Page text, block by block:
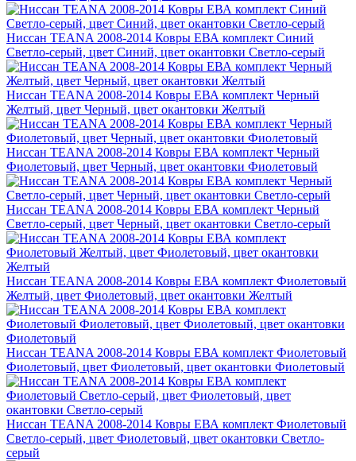
Ниссан TEANA 2008-2014 Ковры ЕВА комплект Синий
Светло-серый, цвет Синий, цвет окантовки Светло-серый
Ниссан TEANA 2008-2014 Ковры ЕВА комплект Черный
Желтый, цвет Черный, цвет окантовки Желтый
Ниссан TEANA 2008-2014 Ковры ЕВА комплект Черный
Фиолетовый, цвет Черный, цвет окантовки Фиолетовый
Ниссан TEANA 2008-2014 Ковры ЕВА комплект Черный
Светло-серый, цвет Черный, цвет окантовки Светло-серый
Ниссан TEANA 2008-2014 Ковры ЕВА комплект Фиолетовый
Желтый, цвет Фиолетовый, цвет окантовки Желтый
Ниссан TEANA 2008-2014 Ковры ЕВА комплект Фиолетовый
Фиолетовый, цвет Фиолетовый, цвет окантовки Фиолетовый
Ниссан TEANA 2008-2014 Ковры ЕВА комплект Фиолетовый
Светло-серый, цвет Фиолетовый, цвет окантовки Светло-
серый